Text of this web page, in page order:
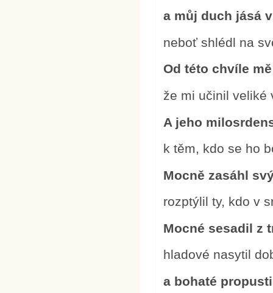
a můj duch jásá
neboť shlédl na
Od této chvíle
že mi učinil veliké
A jeho
k těm, kdo se ho
Mocně zasáhl
rozptýlil ty, kdo v
Mocné sesadil z
hladové nasytil
a bohaté